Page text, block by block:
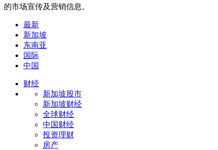
的市场宣传及营销信息。
最新
新加坡
东南亚
国际
中国
财经
新加坡股市
新加坡财经
全球财经
中国财经
投资理财
房产